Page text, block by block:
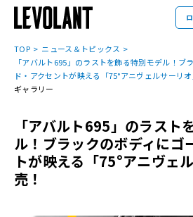
TOP
ニュース＆トピックス
「アバルト695」のラストを飾る特別モデル！ブ
ド・アクセントが映える「75°アニヴェルサーリオ
ギャラリー
「アバルト695」のラスト
ル！ブラックのボディにゴ
トが映える「75°アニヴェ
売！